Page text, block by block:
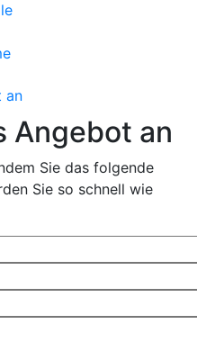
an
Angebot an
Sie das folgende
Sie so schnell wie